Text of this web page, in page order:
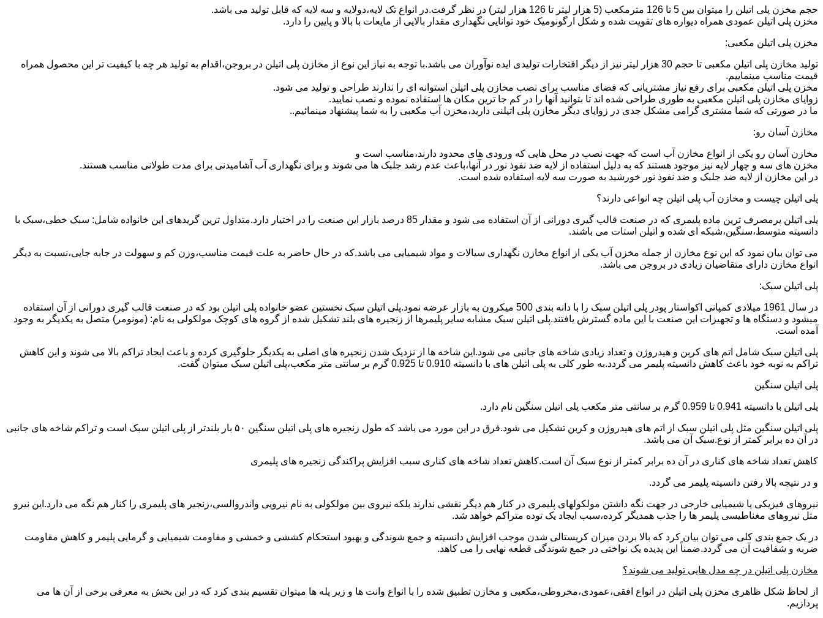
حجم مخزن پلی اتیلن را میتوان بین 5 تا 126 مترمکعب (5 هزار لیتر تا 126 هزار لیتر) در نظر گرفت.در انواع تک لایه،دولایه و سه لایه که قابل تولید می باشد.
مخزن پلی اتیلن عمودی همراه دیواره های تقویت شده و شکل ارگونومیک خود توانایی نگهداری مقدار بالایی از مایعات با بالا و پایین را دارد.
مخزن پلی اتیلن مکعبی:
تولید مخازن پلی اتیلن مکعبی تا حجم 30 هزار لیتر نیز از دیگر افتخارات تولیدی ایده نوآوران می باشد.با توجه به نیاز این نوع از مخازن پلی اتیلن در بروجن،اقدام به تولید هر چه با کیفیت تر این محصول همراه
قیمت مناسب مینماییم.
مخزن پلی اتیلن مکعبی برای رفع نیاز مشتریانی که فضای مناسب برای نصب مخازن پلی اتیلن استوانه ای را ندارند طراحی و تولید می شود.
زوایای مخازن پلی اتیلن مکعبی به طوری طراحی شده اند تا بتوانید آنها را در کم جا ترین مکان ها استفاده نموده و نصب نمایید.
ما در صورتی که شما مشتری گرامی مشکل جدی در زوایای دیگر مخازن پلی اتیلنی دارید،مخزن آب مکعبی را به شما پیشنهاد مینمائیم..
مخازن آسان رو:
مخازن آسان رو یکی از انواع مخازن آب است که جهت نصب در محل هایی که ورودی های محدود دارند،مناسب است و
مخزن های سه و چهار لایه نیز موجود هستند که به دلیل استفاده از لایه ضد نفوذ نور در آنها،باعث عدم رشد جلبک ها می شوند و برای نگهداری آب آشامیدنی برای مدت طولانی مناسب هستند.
در این مخازن از لایه ضد جلبک و ضد نفوذ نور خورشید به صورت سه لایه استفاده شده است.
پلی اتیلن چیست و مخازن آب پلی اتیلن چه انواعی دارند؟
پلی اتیلن پرمصرف ترین ماده پلیمری که در صنعت قالب گیری دورانی از آن استفاده می شود و مقدار 85 درصد بازار این صنعت را در اختیار دارد.متداول ترین گریدهای این خانواده شامل: سبک خطی،سبک با
دانسیته متوسط،سنگین،شبکه ای شده و اتیلن استات می باشند.
می توان بیان نمود که این نوع مخازن از جمله مخزن آب یکی از انواع مخازن نگهداری سیالات و مواد شیمیایی می باشد.که در حال حاضر به علت قیمت مناسب،وزن کم و سهولت در جابه جایی،نسبت به دیگر
انواع مخازن دارای متقاضیان زیادی در بروجن می باشد.
پلی اتیلن سبک:
در سال 1961 میلادی کمپانی اکواستار پودر پلی اتیلن سبک را با دانه بندی 500 میکرون به بازار عرضه نمود.پلی اتیلن سبک نخستین عضو خانواده پلی اتیلن بود که در صنعت قالب گیری دورانی از آن استفاده
میشود و دستگاه ها و تجهیزات این صنعت با این ماده گسترش یافتند.پلی اتیلن سبک مشابه سایر پلیمرها از زنجیره های بلند تشکیل شده از گروه های کوچک مولکولی به نام: (مونومر) متصل به یکدیگر به وجود
آمده است.
پلی اتیلن سبک شامل اتم های کربن و هیدروژن و تعداد زیادی شاخه های جانبی می شود.این شاخه ها از نزدیک شدن زنجیره های اصلی به یکدیگر جلوگیری کرده و باعث ایجاد تراکم بالا می شوند و این کاهش
تراکم به نوبه خود باعث کاهش دانسیته پلیمر می گردد.به طور کلی به پلی اتیلن های با دانسیته 0.910 تا 0.925 گرم بر سانتی متر مکعب،پلی اتیلن سبک میتوان گفت.
پلی اتیلن سنگین
پلی اتیلن با دانسیته 0.941 تا 0.959 گرم بر سانتی متر مکعب پلی اتیلن سنگین نام دارد.
پلی اتیلن سنگین مثل پلی اتیلن سبک از اتم های هیدروژن و کربن تشکیل می شود.فرق در این مورد می باشد که طول زنجیره های پلی اتیلن سنگین ۵۰ بار بلندتر از پلی اتیلن سبک است و تراکم شاخه های جانبی
در آن ده برابر کمتر از نوع.سبک آن می باشد.
کاهش تعداد شاخه های کناری در آن ده برابر کمتر از نوع سبک آن است.کاهش تعداد شاخه های کناری سبب افزایش پراکندگی زنجیره های پلیمری
و در نتیجه بالا رفتن دانسیته پلیمر می گردد.
نیروهای فیزیکی یا شیمیایی خارجی در جهت نگه داشتن مولکولهای پلیمری در کنار هم دیگر نقشی ندارند بلکه نیروی بین مولکولی به نام نیرویی واندروالسی،زنجیر های پلیمری را کنار هم نگه می دارد.این نیرو
مثل نیروهای مغناطیسی پلیمر ها را جذب همدیگر کرده،سبب ایجاد یک توده متراکم خواهد شد.
در یک جمع بندی کلی می توان بیان کرد که بالا بردن میزان کریستالی شدن موجب افزایش دانسیته و جمع شوندگی و بهبود استحکام کششی و خمشی و مقاومت شیمیایی و گرمایی پلیمر و کاهش مقاومت
ضربه و شفافیت آن می گردد.ضمناً این پدیده یک نواختی در جمع شوندگی قطعه نهایی را می کاهد.
مخازن پلی اتیلن در چه مدل هایی تولید می شوند؟
از لحاظ شکل ظاهری مخزن پلی اتیلن در انواع افقی،عمودی،مخروطی،مکعبی و مخازن تطبیق شده را با انواع وانت ها و زیر پله ها میتوان تقسیم بندی کرد که در این بخش به معرفی برخی از آن ها می
پردازیم.